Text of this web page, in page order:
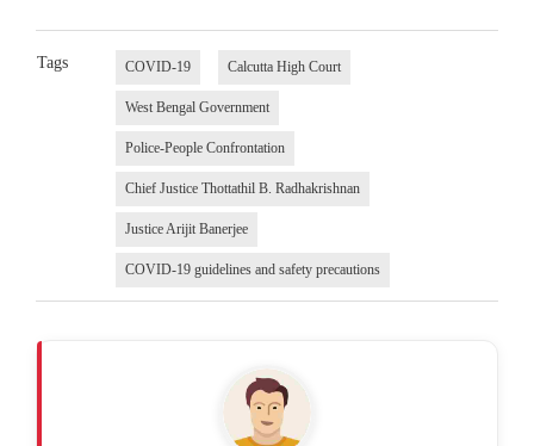
Tags COVID-19 Calcutta High Court
West Bengal Government
Police-People Confrontation
Chief Justice Thottathil B. Radhakrishnan
Justice Arijit Banerjee
COVID-19 guidelines and safety precautions